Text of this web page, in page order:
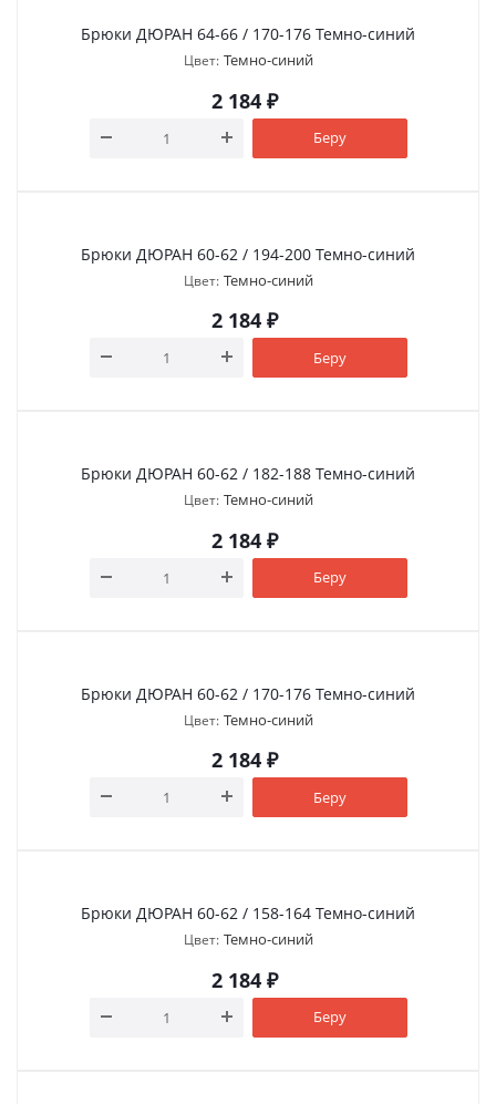
Брюки ДЮРАН 64-66 / 170-176 Темно-синий
Цвет: Темно-синий
2 184₽
Беру
Брюки ДЮРАН 60-62 / 194-200 Темно-синий
Цвет: Темно-синий
2 184₽
Беру
Брюки ДЮРАН 60-62 / 182-188 Темно-синий
Цвет: Темно-синий
2 184₽
Беру
Брюки ДЮРАН 60-62 / 170-176 Темно-синий
Цвет: Темно-синий
2 184₽
Беру
Брюки ДЮРАН 60-62 / 158-164 Темно-синий
Цвет: Темно-синий
2 184₽
Беру